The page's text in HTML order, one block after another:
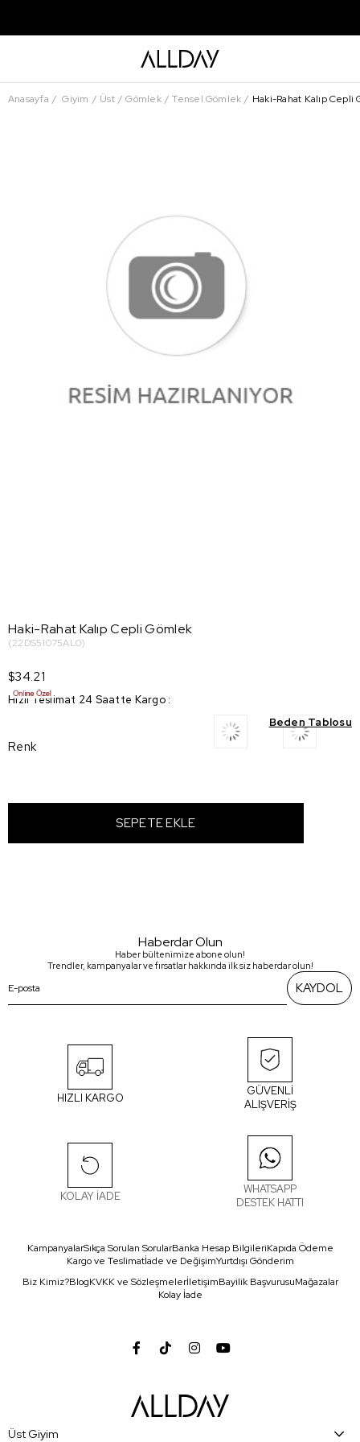
Anasayfa Giyim Üst Gömlek Tensel Gömlek Haki-Rahat Kalıp Cepli
Haki-Rahat Kalıp Cepli Gömlek
(22DS51075AL0)
$34.21
Hızlı Teslimat 24 Saatte Kargo :
Beden Tablosu
Renk
Haberdar Olun
Haber bültenimize abone olun!
Trendler, kampanyalar ve fırsatlar hakkında ilk siz haberdar olun!
KAYDOL
HIZLI KARGO
GÜVENLİ
ALIŞVERİŞ
KOLAY İADE
WHATSAPP
DESTEK HATTI
KampanyalarSıkça Sorulan SorularBanka Hesap BilgileriKapıda Ödeme
Kargo ve Teslimatİade ve DeğişimYurtdışı Gönderim
Biz Kimiz?BlogKVKK ve SözleşmelerİletişimBayilik BaşvurusuMağazalar
Kolay İade
Üst Giyim